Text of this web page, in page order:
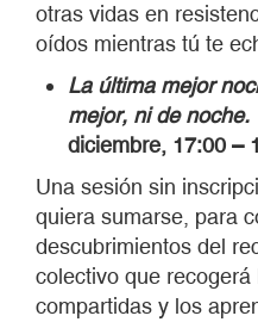
otras vidas en
oídos mientras tú te
La última mejor
mejor, ni de noche.
diciembre, 17:00 –
Una sesión sin
quiera sumarse, para
descubrimientos del
colectivo que
compartidas y los